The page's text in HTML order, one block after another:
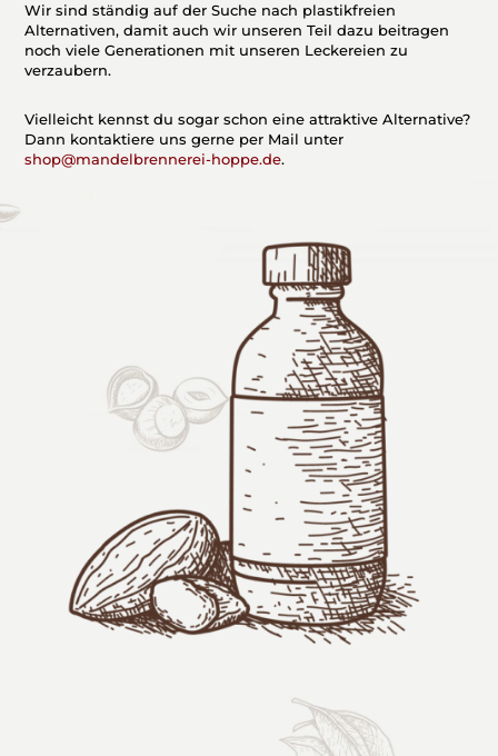
Wir sind ständig auf der Suche nach plastikfreien
Alternativen, damit auch wir unseren Teil dazu beitragen
noch viele Generationen mit unseren Leckereien zu
verzaubern.
Vielleicht kennst du sogar schon eine attraktive Alternative?
Dann kontaktiere uns gerne per Mail unter
shop@mandelbrennerei-hoppe.de.